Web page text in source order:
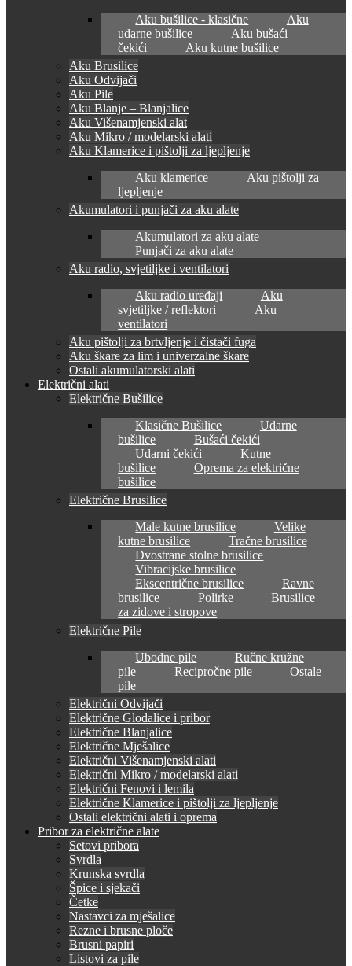
Aku bušilice - klasične
Aku
udarne bušilice
Aku bušaći
čekići
Aku kutne bušilice
Aku Brusilice
Aku Odvijači
Aku Pile
Aku Blanje – Blanjalice
Aku Višenamjenski alat
Aku Mikro / modelarski alati
Aku Klamerice i pištolji za ljepljenje
Aku klamerice
Aku pištolji za
ljepljenje
Akumulatori i punjači za aku alate
Akumulatori za aku alate
Punjači za aku alate
Aku radio, svjetiljke i ventilatori
Aku radio uređaji
Aku
svjetiljke / reflektori
Aku
ventilatori
Aku pištolji za brtvljenje i čistači fuga
Aku škare za lim i univerzalne škare
Ostali akumulatorski alati
Električni alati
Električne Bušilice
Klasične Bušilice
Udarne
bušilice
Bušaći čekići
Udarni čekići
Kutne
bušilice
Oprema za električne
bušilice
Električne Brusilice
Male kutne brusilice
Velike
kutne brusilice
Tračne brusilice
Dvostrane stolne brusilice
Vibracijske brusilice
Ekscentrične brusilice
Ravne
brusilice
Polirke
Brusilice
za zidove i stropove
Električne Pile
Ubodne pile
Ručne kružne
pile
Recipročne pile
Ostale
pile
Električni Odvijači
Električne Glodalice i pribor
Električne Blanjalice
Električne Mješalice
Električni Višenamjenski alati
Električni Mikro / modelarski alati
Električni Fenovi i lemila
Električne Klamerice i pištolji za ljepljenje
Ostali električni alati i oprema
Pribor za električne alate
Setovi pribora
Svrdla
Krunska svrdla
Špice i sjekači
Četke
Nastavci za mješalice
Rezne i brusne ploče
Brusni papiri
Listovi za pile